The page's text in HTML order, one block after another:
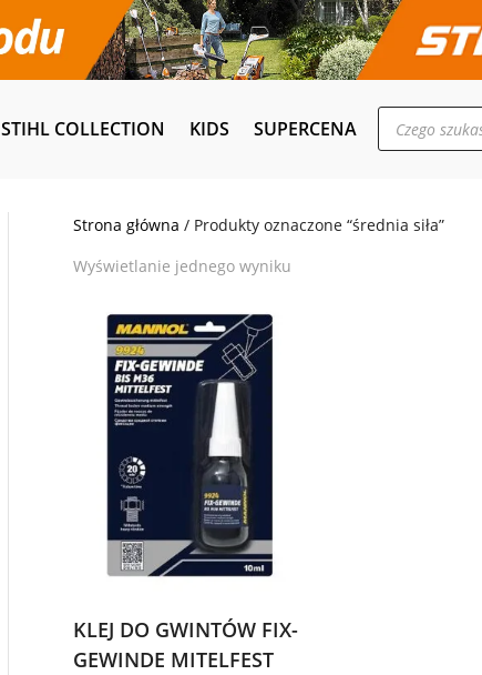
STIHL COLLECTION KIDS SUPERCENA
Wyszukiwarka
produktów
Strona główna / Produkty oznaczone “średnia siła”
Wyświetlanie jednego wyniku
KLEJ DO GWINTÓW FIX-
GEWINDE MITELFEST